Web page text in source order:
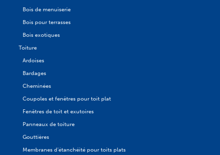
Bois de menuiserie
Bois pour terrasses
Bois exotiques
Toiture
Ardoises
Bardages
Cheminées
Coupoles et fenêtres pour toit plat
Fenêtres de toit et exutoires
Panneaux de toiture
Gouttières
Membranes d'étanchéité pour toits plats